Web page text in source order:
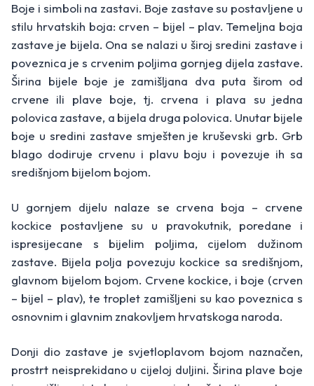
Boje i simboli na zastavi. Boje zastave su postavljene u
stilu hrvatskih boja: crven – bijel – plav. Temeljna boja
zastave je bijela. Ona se nalazi u široj sredini zastave i
poveznica je s crvenim poljima gornjeg dijela zastave.
Širina bijele boje je zamišljana dva puta širom od
crvene ili plave boje, tj. crvena i plava su jedna
polovica zastave, a bijela druga polovica. Unutar bijele
boje u sredini zastave smješten je kruševski grb. Grb
blago dodiruje crvenu i plavu boju i povezuje ih sa
središnjom bijelom bojom.
U gornjem dijelu nalaze se crvena boja – crvene
kockice postavljene su u pravokutnik, poredane i
ispresijecane s bijelim poljima, cijelom dužinom
zastave. Bijela polja povezuju kockice sa središnjom,
glavnom bijelom bojom. Crvene kockice, i boje (crven
– bijel – plav), te troplet zamišljeni su kao poveznica s
osnovnim i glavnim znakovljem hrvatskoga naroda.
Donji dio zastave je svjetloplavom bojom naznačen,
prostrt neisprekidano u cijeloj duljini. Širina plave boje